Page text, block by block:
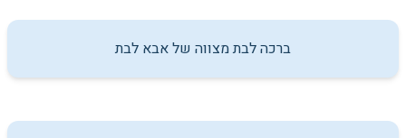
ברכה לבת מצווה של אבא לבת